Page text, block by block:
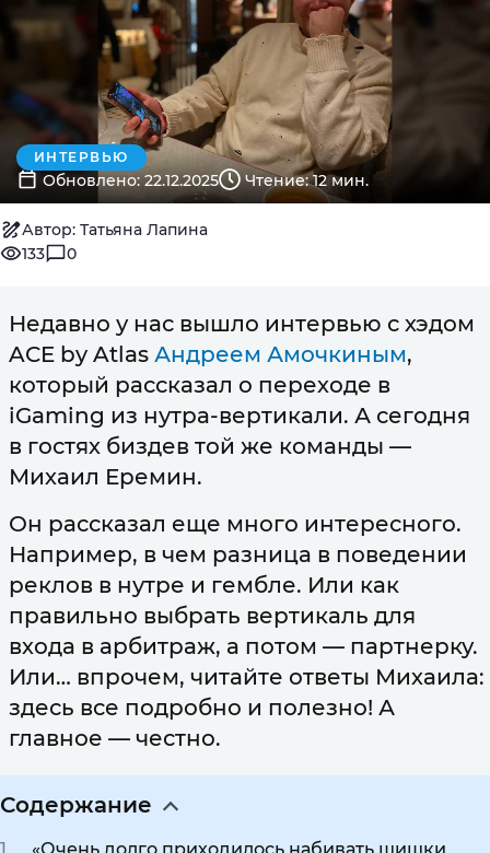
ИНТЕРВЬЮ
Обновлено: 22.12.2025 Чтение: 12 мин.
Автор: Татьяна Лапина
133
0
Недавно у нас вышло интервью с хэдом
ACE by Atlas Андреем Амочкиным,
который рассказал о переходе в
iGaming из нутра-вертикали. А сегодня
в гостях биздев той же команды —
Михаил Еремин.
Он рассказал еще много интересного.
Например, в чем разница в поведении
реклов в нутре и гембле. Или как
правильно выбрать вертикаль для
входа в арбитраж, а потом — партнерку.
Или… впрочем, читайте ответы Михаила:
здесь все подробно и полезно! А
главное — честно.
Содержание